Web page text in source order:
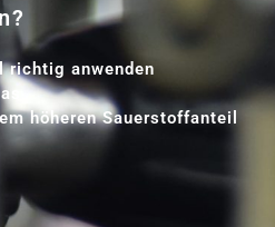
richtig anwenden
höheren Sauerstoffanteil